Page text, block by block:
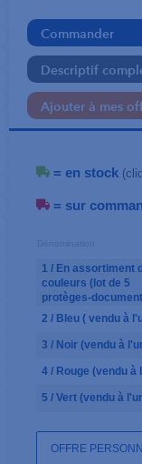
Commander
Descriptif
Ajouter à mes
= en stock
= sur
1 / En assortiment
couleurs (lot de 5
protèges-
2 / Bleu ( vendu à
3 / Noir (vendu à
4 / Rouge (vendu à
5 / Vert (vendu à
OFFRE